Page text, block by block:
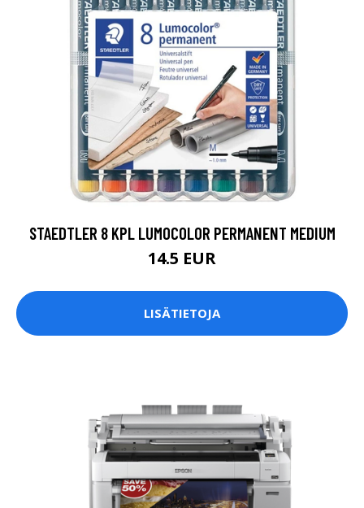
STAEDTLER 8 KPL LUMOCOLOR PERMANENT MEDIUM
14.5 EUR
LISÄTIETOJA